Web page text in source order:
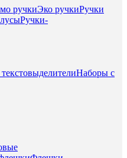
ручкиЭко ручкиРучки
Ручки-
Наборы с